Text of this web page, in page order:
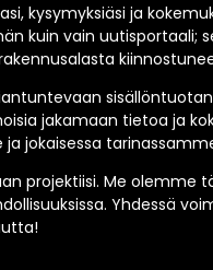
kysymyksiäsi ja
kuin vain uutisportaali;
jakamaan tietoa ja
jokaisessa
projektiisi. Me olemme
Yhdessä